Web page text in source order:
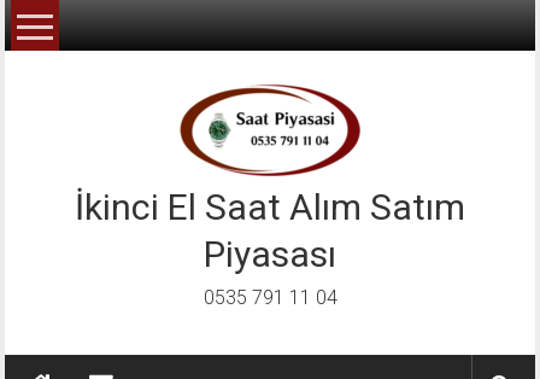
İçeriğe
geç
İkinci El Saat Alım Satım
Piyasası
0535 791 11 04